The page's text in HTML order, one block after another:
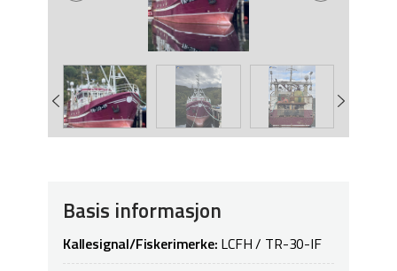
Basis informasjon
Kallesignal/Fiskerimerke: LCFH / TR-30-IF